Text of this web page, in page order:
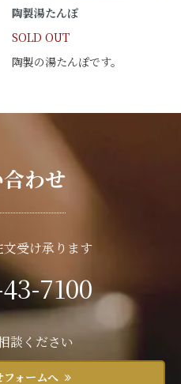
陶製湯たんぽ
SOLD OUT
陶製の湯たんぽです。
わせ
受け承ります
7100
談ください
ォームへ